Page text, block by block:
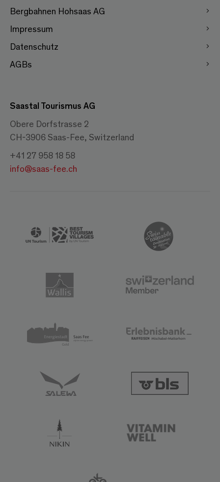
Bergbahnen Hohsaas AG
Impressum
Datenschutz
AGBs
Saastal Tourismus AG
Obere Dorfstrasse 2
CH-3906 Saas-Fee, Switzerland
+41 27 958 18 58
info@saas-fee.ch